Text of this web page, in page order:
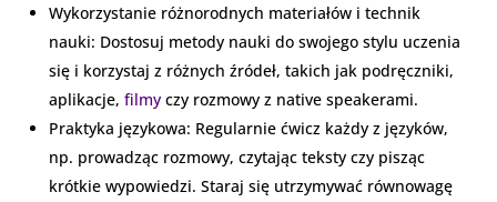
Wykorzystanie różnorodnych materiałów i technik
nauki: Dostosuj metody nauki do swojego stylu uczenia
się i korzystaj z różnych źródeł, takich jak podręczniki,
aplikacje, filmy czy rozmowy z native speakerami.
Praktyka językowa: Regularnie ćwicz każdy z języków,
np. prowadząc rozmowy, czytając teksty czy pisząc
krótkie wypowiedzi. Staraj się utrzymywać równowagę